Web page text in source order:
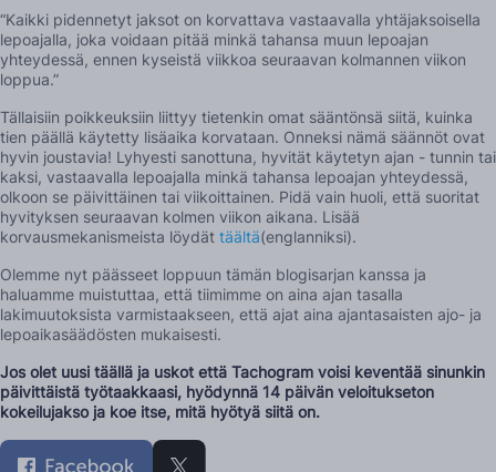
“Kaikki pidennetyt jaksot on korvattava vastaavalla yhtäjaksoisella
lepoajalla, joka voidaan pitää minkä tahansa muun lepoajan
yhteydessä, ennen kyseistä viikkoa seuraavan kolmannen viikon
loppua.”
Tällaisiin poikkeuksiin liittyy tietenkin omat sääntönsä siitä, kuinka
tien päällä käytetty lisäaika korvataan. Onneksi nämä säännöt ovat
hyvin joustavia! Lyhyesti sanottuna, hyvität käytetyn ajan - tunnin tai
kaksi, vastaavalla lepoajalla minkä tahansa lepoajan yhteydessä,
olkoon se päivittäinen tai viikoittainen. Pidä vain huoli, että suoritat
hyvityksen seuraavan kolmen viikon aikana. Lisää
korvausmekanismeista löydät täältä(englanniksi).
Olemme nyt päässeet loppuun tämän blogisarjan kanssa ja
haluamme muistuttaa, että tiimimme on aina ajan tasalla
lakimuutoksista varmistaakseen, että ajat aina ajantasaisten ajo- ja
lepoaikasäädösten mukaisesti.
Jos olet uusi täällä ja uskot että Tachogram voisi keventää sinunkin
päivittäistä työtaakkaasi, hyödynnä 14 päivän veloitukseton
kokeilujakso ja koe itse, mitä hyötyä siitä on.